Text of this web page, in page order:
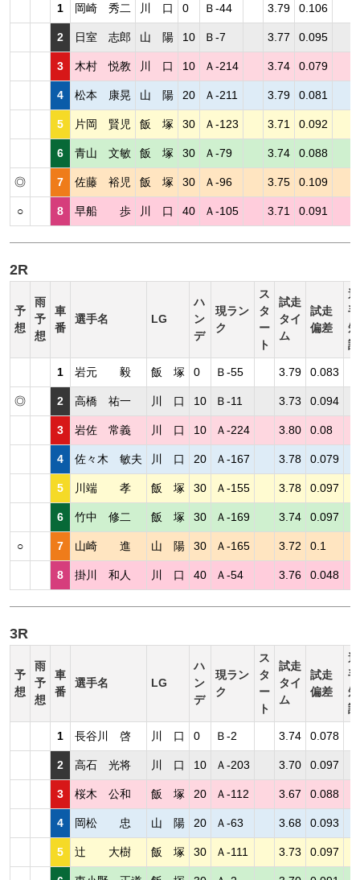
1 岡崎 秀二 川 口 0 Ｂ-44 3.79 0.106
2 日室 志郎 山 陽 10 Ｂ-7 3.77 0.095
3 木村 悦教 川 口 10 Ａ-214 3.74 0.079
4 松本 康晃 山 陽 20 Ａ-211 3.79 0.081
5 片岡 賢児 飯 塚 30 Ａ-123 3.71 0.092
6 青山 文敏 飯 塚 30 Ａ-79 3.74 0.088
◎ 7 佐藤 裕児 飯 塚 30 Ａ-96 3.75 0.109
○ 8 早船 歩 川 口 40 Ａ-105 3.71 0.091
2R
予
想
雨
予
想
車
番
選手名 LG
ハ
ン
デ
現ラン
ク
ス
タ
ー
ト
試走
タイ
ム
試走
偏差
選
手
短
評
1 岩元 毅 飯 塚 0 Ｂ-55 3.79 0.083
◎ 2 高橋 祐一 川 口 10 Ｂ-11 3.73 0.094
3 岩佐 常義 川 口 10 Ａ-224 3.80 0.08
4 佐々木 敏夫 川 口 20 Ａ-167 3.78 0.079
5 川端 孝 飯 塚 30 Ａ-155 3.78 0.097
6 竹中 修二 飯 塚 30 Ａ-169 3.74 0.097
○ 7 山崎 進 山 陽 30 Ａ-165 3.72 0.1
8 掛川 和人 川 口 40 Ａ-54 3.76 0.048
3R
予
想
雨
予
想
車
番
選手名 LG
ハ
ン
デ
現ラン
ク
ス
タ
ー
ト
試走
タイ
ム
試走
偏差
選
手
短
評
1 長谷川 啓 川 口 0 Ｂ-2 3.74 0.078
2 高石 光将 川 口 10 Ａ-203 3.70 0.097
3 桜木 公和 飯 塚 20 Ａ-112 3.67 0.088
4 岡松 忠 山 陽 20 Ａ-63 3.68 0.093
5 辻 大樹 飯 塚 30 Ａ-111 3.73 0.097